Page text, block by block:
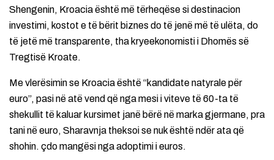
Shengenin, Kroacia është më tërheqëse si destinacion
investimi, kostot e të bërit biznes do të jenë më të ulëta, do
të jetë më transparente, tha kryeekonomisti i Dhomës së
Tregtisë Kroate.
Me vlerësimin se Kroacia është “kandidate natyrale për
euro”, pasi në atë vend që nga mesi i viteve të 60-ta të
shekullit të kaluar kursimet janë bërë në marka gjermane, pra
tani në euro, Sharavnja theksoi se nuk është ndër ata që
shohin. çdo mangësi nga adoptimi i euros.